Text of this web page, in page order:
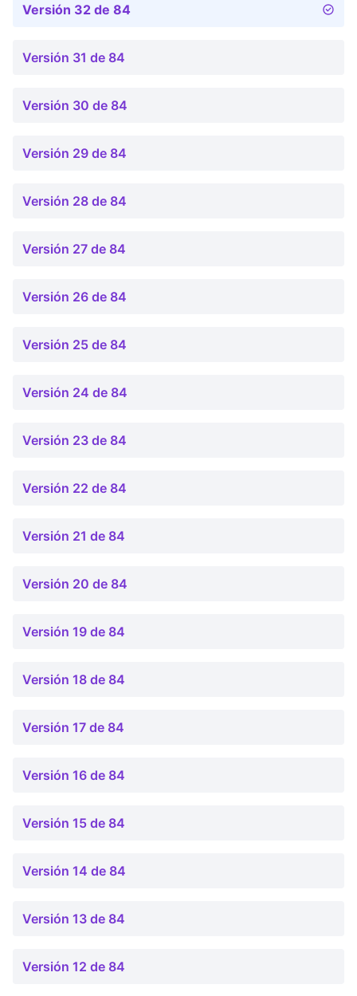
Versión 32 de 84
Versión 31 de 84
Versión 30 de 84
Versión 29 de 84
Versión 28 de 84
Versión 27 de 84
Versión 26 de 84
Versión 25 de 84
Versión 24 de 84
Versión 23 de 84
Versión 22 de 84
Versión 21 de 84
Versión 20 de 84
Versión 19 de 84
Versión 18 de 84
Versión 17 de 84
Versión 16 de 84
Versión 15 de 84
Versión 14 de 84
Versión 13 de 84
Versión 12 de 84